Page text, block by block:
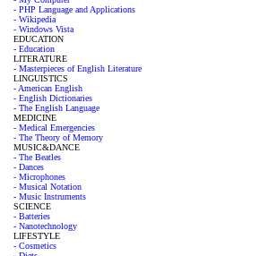
- PHP Language and Applications
- Wikipedia
- Windows Vista
EDUCATION
- Education
LITERATURE
- Masterpieces of English Literature
LINGUISTICS
- American English
- English Dictionaries
- The English Language
MEDICINE
- Medical Emergencies
- The Theory of Memory
MUSIC&DANCE
- The Beatles
- Dances
- Microphones
- Musical Notation
- Music Instruments
SCIENCE
- Batteries
- Nanotechnology
LIFESTYLE
- Cosmetics